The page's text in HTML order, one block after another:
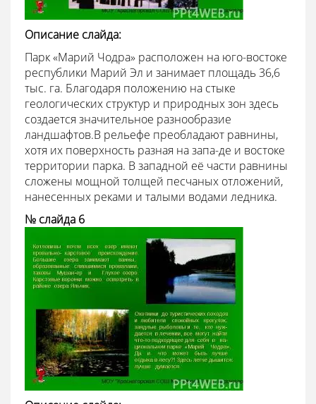
Описание слайда:
Парк «Марий Чодра» расположен на юго-востоке
республики Марий Эл и занимает площадь 36,6
тыс. га. Благодаря положению на стыке
геологических структур и природных зон здесь
создается значительное разнообразие
ландшафтов.В рельефе преобладают равнины,
хотя их поверхность разная на запа-де и востоке
территории парка. В западной её части равнины
сложены мощной толщей песчаных отложений,
нанесенных реками и талыми водами ледника.
№ слайда 6